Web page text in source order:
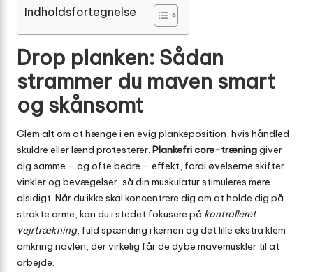
Indholdsfortegnelse
Drop planken: Sådan
strammer du maven smart
og skånsomt
Glem alt om at hænge i en evig plankeposition, hvis håndled,
skuldre eller lænd protesterer. Plankefri core-træninggiver
dig samme – og ofte bedre – effekt, fordi øvelserne skifter
vinkler og bevægelser, så din muskulatur stimuleres mere
alsidigt. Når du ikke skal koncentrere dig om at holde dig på
strakte arme, kan du i stedet fokusere på kontrolleret
vejrtrækning, fuld spænding i kernen og det lille ekstra klem
omkring navlen, der virkelig får de dybe mavemuskler til at
arbejde.